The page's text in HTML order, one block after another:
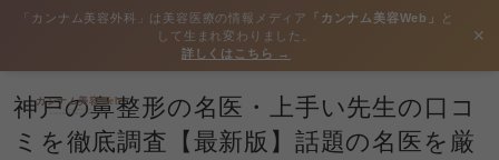
「カンナム美容外科」は美容医療の情報メディア 「カンナム美容Web」
と
して生まれ変わりました。
詳しくはこちら →
✕
神戸の鼻整形の名医・上手い先生の口コ
ミを徹底調査【最新版】話題の名医を厳